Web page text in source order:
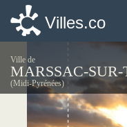
Villes.co
Ville de
MARSSAC-SUR-
(Midi-Pyrénées)
Villes.co